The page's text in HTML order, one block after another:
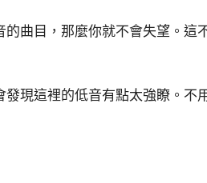
曲目，那麼你就不會失望。這
現這裡的低音有點太強瞭。不